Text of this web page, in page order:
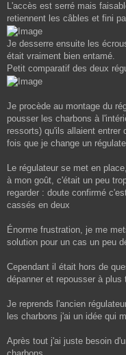
L'accès est serré mais
retiennent les câbles et fini
Je desserre ensuite les
était vraiment bien entamé.
Petit comparatif des deux
Je procède au montage du
pousser les charbons à
ressorts) qu'ils allaient entrer
fois que je change un
Le régulateur se met en
à mon goût, c'était un peu
regarder : doute confirmé
cassés en deux
Énorme frustration, je me
solution pour un cas un peu
Cependant il était hors de
dépanner et repousser à plus
Je reprends l'ancien
les charbons j'ai un idée qui
Après tout j'ai juste besoin